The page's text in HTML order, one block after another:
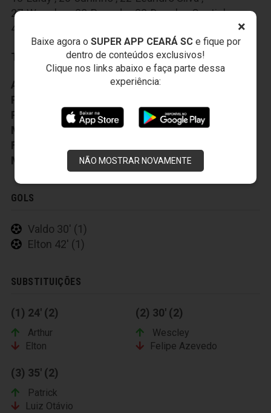
×
Baixe agora o SUPER APP CEARÁ SCe fique por
dentro de conteúdos exclusivos!
Clique nos links abaixo e faça parte dessa
experiência:
NÃO MOSTRAR NOVAMENTE
27-Wescley,28-Parrudo,32-Douglas Coutinho,
40-Arthur
Técnico: Marcelo Chamusca
Auxiliar Técnico:
Caé Cunha
Preparador Fisico:
Preparador Goleiro:
Everaldo Santana
Médico:
Joaquim Garcia
Fisioterapeuta:
Massagista:
Anacleto Pires
GOLS
Valdo 30' (1)
Elton 42' (1)
SUBSTITUIÇÕES
(1) 24' (2)
Arthur
Elton
(2) 30' (2)
Wescley
Felipe Azevedo
(3) 35' (2)
Patrick
Luiz Otávio